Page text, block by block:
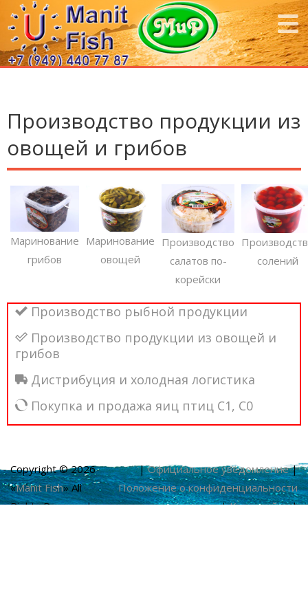
Производство продукции из
овощей и грибов
Маринование
грибов
Маринование
овощей
Производство
салатов по-
корейски
солений
Производство рыбной продукции
Производство продукции из овощей и
грибов
Дистрибуция и холодная логистика
Покупка и продажа яиц птиц С1, С0
Copyright © 2026
«Manit Fish» All
Rights Reserved
|Официальное уведомление|
Положение о конфиденциальности
|Карта сайта|